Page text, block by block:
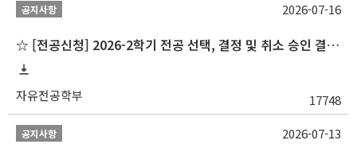
공지사항
☆ [전공신청] 2026-2학기 전공 선택, 결정 및 취소 승인 결과 알림(심화전공 포함)
자유전공학부 17748
2026-07-16
공지사항 2026-07-13